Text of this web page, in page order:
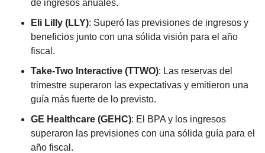
de ingresos anuales.
Eli Lilly (LLY): Superó las previsiones de ingresos y
beneficios junto con una sólida visión para el año
fiscal.
Take-Two Interactive (TTWO): Las reservas del
trimestre superaron las expectativas y emitieron una
guía más fuerte de lo previsto.
GE Healthcare (GEHC): El BPA y los ingresos
superaron las previsiones con una sólida guía para el
año fiscal.